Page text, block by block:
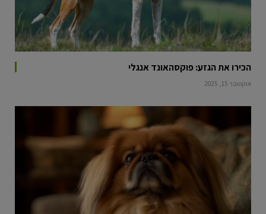
הכירו את הגזע: פוקסהאונד אנגלי
אוקטובר 15, 2025